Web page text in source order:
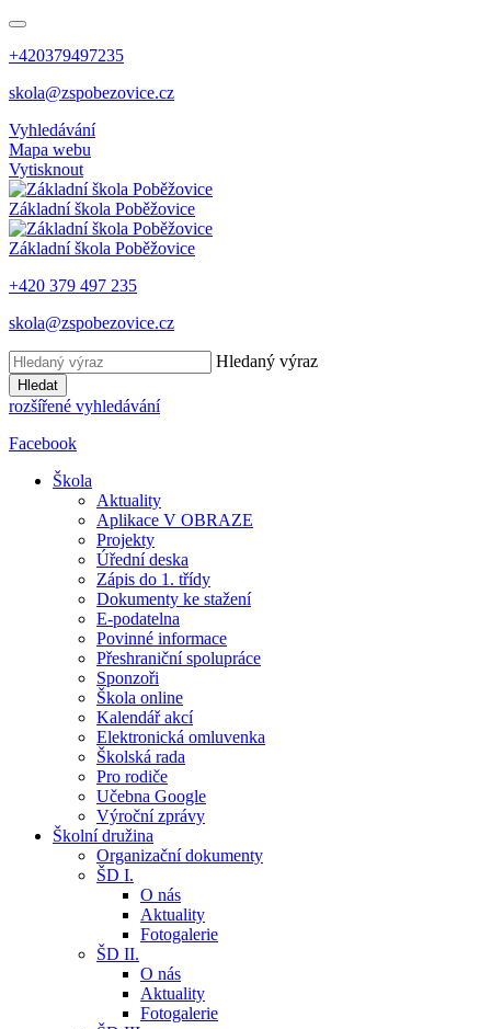
+420379497235
skola@zspobezovice.cz
Vyhledávání
Mapa webu
Vytisknout
Základní škola Poběžovice
Základní škola Poběžovice
+420 379 497 235
skola@zspobezovice.cz
Hledaný výraz
Hledat
rozšířené vyhledávání
Facebook
Škola
Aktuality
Aplikace V OBRAZE
Projekty
Úřední deska
Zápis do 1. třídy
Dokumenty ke stažení
E-podatelna
Povinné informace
Přeshraniční spolupráce
Sponzoři
Škola online
Kalendář akcí
Elektronická omluvenka
Školská rada
Pro rodiče
Učebna Google
Výroční zprávy
Školní družina
Organizační dokumenty
ŠD I.
O nás
Aktuality
Fotogalerie
ŠD II.
O nás
Aktuality
Fotogalerie